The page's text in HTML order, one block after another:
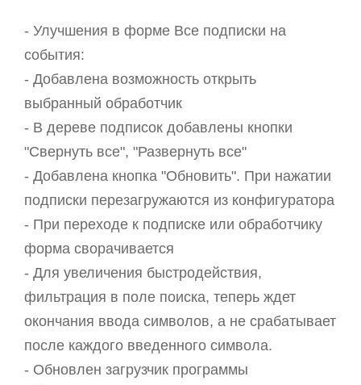
- Улучшения в форме Все подписки на
события:
- Добавлена возможность открыть
выбранный обработчик
- В дереве подписок добавлены кнопки
"Свернуть все", "Развернуть все"
- Добавлена кнопка "Обновить". При нажатии
подписки перезагружаются из конфигуратора
- При переходе к подписке или обработчику
форма сворачивается
- Для увеличения быстродействия,
фильтрация в поле поиска, теперь ждет
окончания ввода символов, а не срабатывает
после каждого введенного символа.
- Обновлен загрузчик программы